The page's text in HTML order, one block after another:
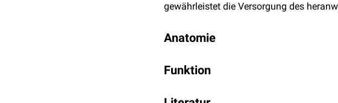
gewährleistet die Versorgung des
Anatomie
Morphologie
aufweist, können in der
Funktion